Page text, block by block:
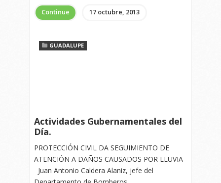
Continue 17 octubre, 2013
GUADALUPE
Actividades Gubernamentales del
Día.
PROTECCIÓN CIVIL DA SEGUIMIENTO DE
ATENCIÓN A DAÑOS CAUSADOS POR LLUVIA
Juan Antonio Caldera Alaniz, jefe del